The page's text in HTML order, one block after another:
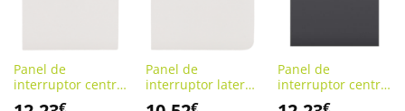
Panel de
interruptor central
conmutable AJAX
€
Panel de
interruptor lateral
conmutable AJAX
€
Panel de
interruptor central
conmutable AJAX
€